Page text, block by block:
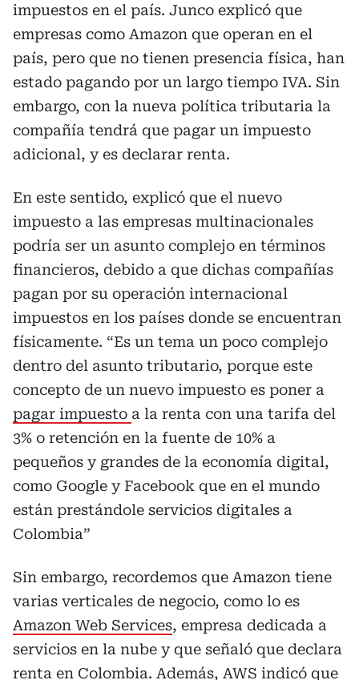
impuestos en el país. Junco explicó que
empresas como Amazon que operan en el
país, pero que no tienen presencia física, han
estado pagando por un largo tiempo IVA. Sin
embargo, con la nueva política tributaria la
compañía tendrá que pagar un impuesto
adicional, y es declarar renta.
En este sentido, explicó que el nuevo
impuesto a las empresas multinacionales
podría ser un asunto complejo en términos
financieros, debido a que dichas compañías
pagan por su operación internacional
impuestos en los países donde se encuentran
físicamente. “Es un tema un poco complejo
dentro del asunto tributario, porque este
concepto de un nuevo impuesto es poner a
pagar impuesto a la renta con una tarifa del
3% o retención en la fuente de 10% a
pequeños y grandes de la economía digital,
como Google y Facebook que en el mundo
están prestándole servicios digitales a
Colombia”
Sin embargo, recordemos que Amazon tiene
varias verticales de negocio, como lo es
Amazon Web Services, empresa dedicada a
servicios en la nube y que señaló que declara
renta en Colombia. Además, AWS indicó que